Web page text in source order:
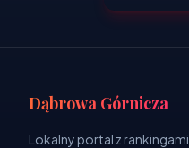
Dąbrowa Górnicza
Lokalny portal z